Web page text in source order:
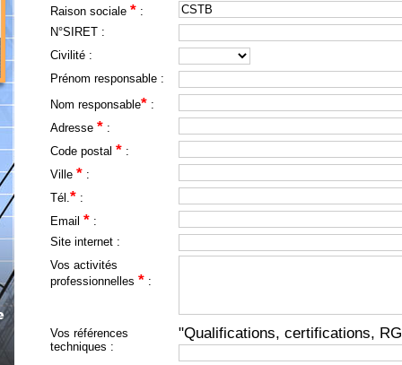
Raison sociale* :
N°SIRET :
Civilité :
Prénom responsable :
Nom responsable* :
Adresse* :
Code postal* :
Ville* :
Tél.* :
Email* :
Site internet :
Vos activités
professionnelles* :
Vos références
techniques :
"Qualifications, certifications,